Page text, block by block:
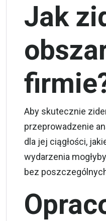
Jak
Aby skutecznie
przeprowadzenie
dla jej ciągłości,
wydarzenia
bez